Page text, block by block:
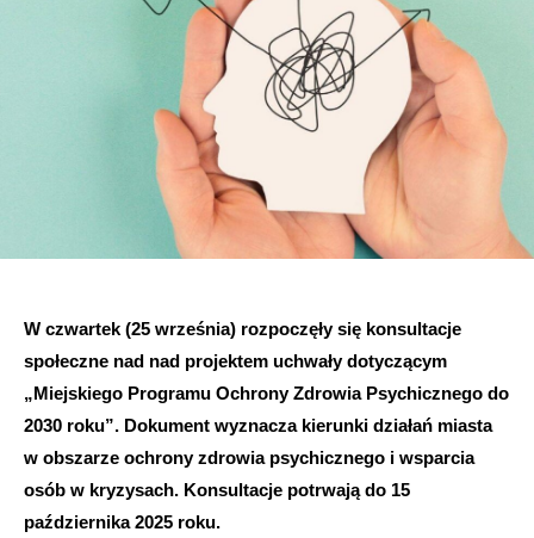
W czwartek (25 września) rozpoczęły się konsultacje
społeczne nad nad projektem uchwały dotyczącym
„Miejskiego Programu Ochrony Zdrowia Psychicznego do
2030 roku”. Dokument wyznacza kierunki działań miasta
w obszarze ochrony zdrowia psychicznego i wsparcia
osób w kryzysach. Konsultacje potrwają do 15
października 2025 roku.